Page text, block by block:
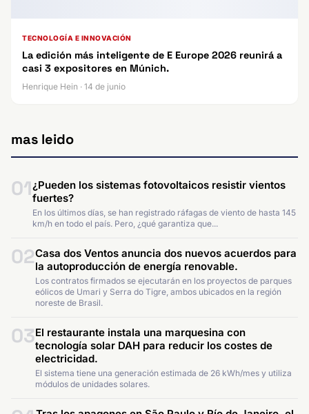
TECNOLOGÍA E INNOVACIÓN
La edición más inteligente de E Europe 2026 reunirá a
casi 3 expositores en Múnich.
Henrique Hein · 14 de junio
mas leido
01¿Pueden los sistemas fotovoltaicos resistir vientos
fuertes?
En los últimos días, se han registrado ráfagas de viento de hasta 145
km/h en todo el país. Pero, ¿qué garantiza que...
02Casa dos Ventos anuncia dos nuevos acuerdos para
la autoproducción de energía renovable.
Los contratos firmados se ejecutarán en los proyectos de parques
eólicos de Umari y Serra do Tigre, ambos ubicados en la región
noreste de Brasil.
03El restaurante instala una marquesina con
tecnología solar DAH para reducir los costes de
electricidad.
El sistema tiene una generación estimada de 26 kWh/mes y utiliza
módulos de unidades solares.